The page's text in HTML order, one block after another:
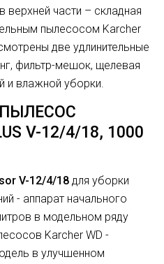
части – складная
пылесосом Karcher
две удлинительные
фильтр-мешок, щелевая
и влажной уборки.
V-12/4/18, 1000
V-12/4/18 для уборки
- аппарат начального
в модельном ряду
Karcher WD -
в улучшенном